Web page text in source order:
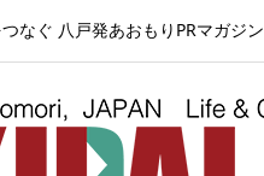
なぐ 八戸発あおもりPRマガジン